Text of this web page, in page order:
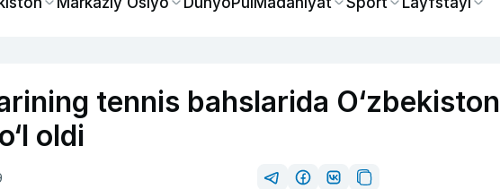
tennis bahslarida O‘zbekiston
oldi